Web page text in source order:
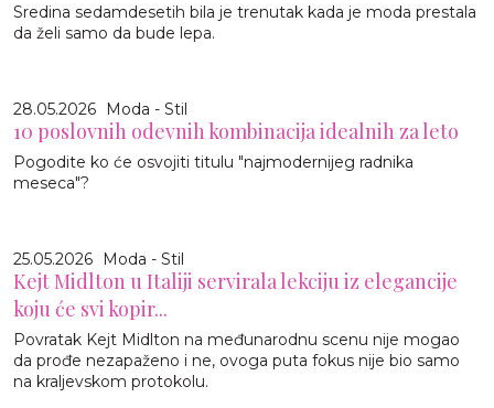
Sredina sedamdesetih bila je trenutak kada je moda prestala
da želi samo da bude lepa.
28.05.2026 Moda - Stil
10 poslovnih odevnih kombinacija idealnih za leto
Pogodite ko će osvojiti titulu "najmodernijeg radnika
meseca"?
25.05.2026 Moda - Stil
Kejt Midlton u Italiji servirala lekciju iz elegancije
koju će svi kopir...
Povratak Kejt Midlton na međunarodnu scenu nije mogao
da prođe nezapaženo i ne, ovoga puta fokus nije bio samo
na kraljevskom protokolu.